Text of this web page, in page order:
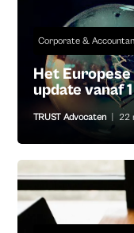
Corporate &
Het
update vanaf
TRUST Advocaten 22